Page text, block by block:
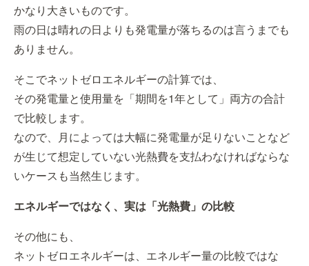
かなり大きいものです。
雨の日は晴れの日よりも発電量が落ちるのは言うまでも
ありません。
そこでネットゼロエネルギーの計算では、
その発電量と使用量を「期間を1年として」両方の合計
で比較します。
なので、月によっては大幅に発電量が足りないことなど
が生じて想定していない光熱費を支払わなければならな
いケースも当然生じます。
エネルギーではなく、実は「光熱費」の比較
その他にも、
ネットゼロエネルギーは、エネルギー量の比較ではな